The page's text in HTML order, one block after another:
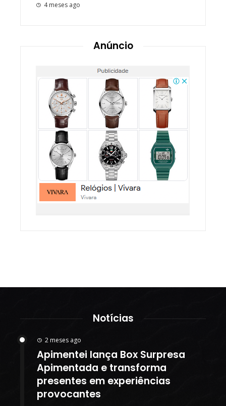
4 meses ago
Anúncio
Notícias
2 meses ago
Apimentei lança Box Surpresa
Apimentada e transforma
presentes em experiências
provocantes